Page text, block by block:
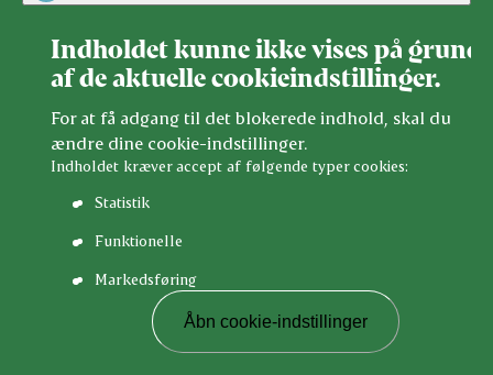
Indholdet kunne ikke vises på grund
af de aktuelle cookieindstillinger.
For at få adgang til det blokerede indhold, skal du
ændre dine cookie-indstillinger.
Indholdet kræver accept af følgende typer cookies:
Statistik
Funktionelle
Markedsføring
Åbn cookie-indstillinger